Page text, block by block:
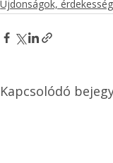
Újdonságok,
Kapcsolódó